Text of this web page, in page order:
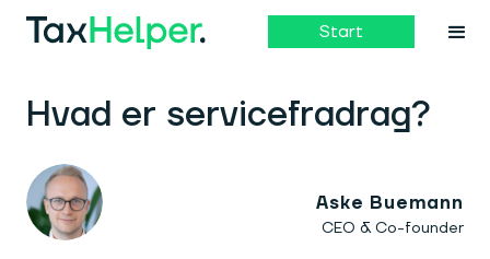
Start
Hvad er servicefradrag?
Aske Buemann
CEO & Co-founder